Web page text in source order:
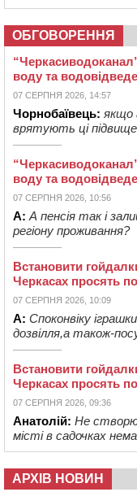
ОБГОВОРЕННЯ
воду та
07 СЕРПНЯ 2026, 14:57
Чорнобаївець: якщо
врятують ці
воду та
07 СЕРПНЯ 2026, 10:56
А: А пенсія так і
регіону проживання?
Встановити
Черкасах просять
07 СЕРПНЯ 2026, 10:09
А: Споконвіку
дозвілля,а також-
Встановити
Черкасах просять
07 СЕРПНЯ 2026, 09:36
Анатолій: Не
місті в садочках
АРХІВ НОВИН